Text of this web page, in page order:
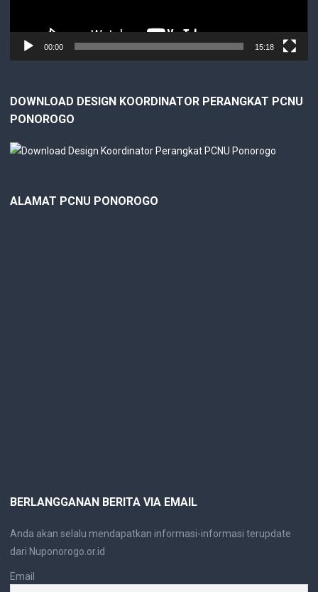
00:00 15:18
DOWNLOAD DESIGN KOORDINATOR PERANGKAT PCNU
PONOROGO
ALAMAT PCNU PONOROGO
BERLANGGANAN BERITA VIA EMAIL
Anda akan selalu mendapatkan informasi-informasi terupdate
dari Nuponorogo.or.id
Email